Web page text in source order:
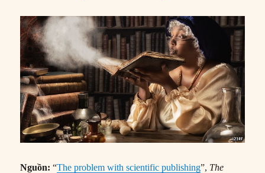
Nguồn: “The problem with scientific publishing”, The